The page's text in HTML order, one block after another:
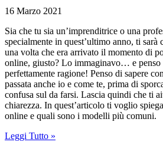
16 Marzo 2021
Sia che tu sia un’imprenditrice o una
specialmente in quest’ultimo anno, ti sarà
una volta che era arrivato il momento di
online, giusto? Lo immaginavo… e penso
perfettamente ragione! Penso di sapere
passata anche io e come te, prima di
confusa sul da farsi. Lascia quindi che ti
chiarezza. In quest’articolo ti voglio
online e quali sono i modelli più comuni.
Leggi Tutto »